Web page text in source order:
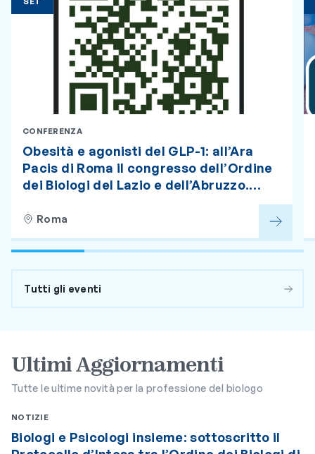
CONFERENZA
Obesità e agonisti del GLP-1: all’Ara
Pacis di Roma il congresso dell’Ordine
dei Biologi del Lazio e dell’Abruzzo.
Roma
Tutti gli eventi
Ultimi Aggiornamenti
Tutte le ultime novità per la professione del biologo
NOTIZIE
Biologi e Psicologi insieme: sottoscritto il